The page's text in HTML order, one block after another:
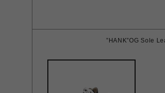
”HANK”OG Sole